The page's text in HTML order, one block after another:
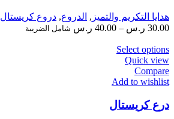
هدايا التكريم والتميز , الدروع, دروع كريستال
30.00 ر.س –
40.00 ر.س شامل الضريبة
Select options
Quick view
Compare
Add to wishlist
درع كريستال